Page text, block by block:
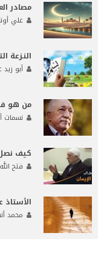
مصادر
علي
النـزعة
أبو زيد
من هو
نسمات
كيف
فتح
الأستاذ
محمد